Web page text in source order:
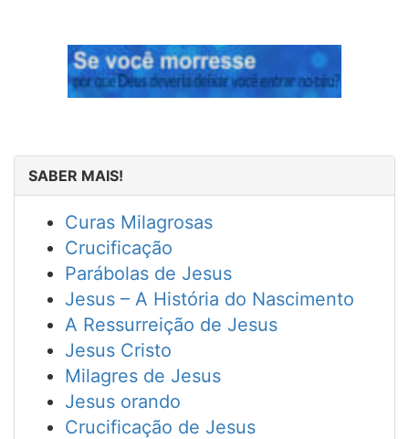
SABER MAIS!
Curas Milagrosas
Crucificação
Parábolas de Jesus
Jesus – A História do Nascimento
A Ressurreição de Jesus
Jesus Cristo
Milagres de Jesus
Jesus orando
Crucificação de Jesus